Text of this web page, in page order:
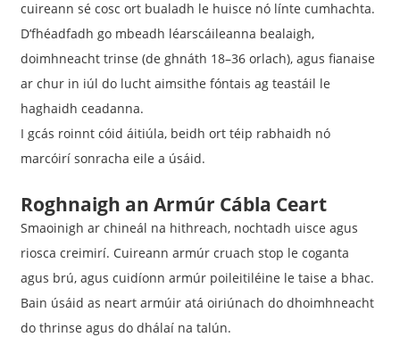
cuireann sé cosc ​​​​ort bualadh le huisce nó línte cumhachta.
D’fhéadfadh go mbeadh léarscáileanna bealaigh,
doimhneacht trinse (de ghnáth 18–36 orlach), agus fianaise
ar chur in iúl do lucht aimsithe fóntais ag teastáil le
haghaidh ceadanna.
I gcás roinnt cóid áitiúla, beidh ort téip rabhaidh nó
marcóirí sonracha eile a úsáid.
Roghnaigh an Armúr Cábla Ceart
Smaoinigh ar chineál na hithreach, nochtadh uisce agus
riosca creimirí. Cuireann armúr cruach stop le coganta
agus brú, agus cuidíonn armúr poileitiléine le taise a bhac.
Bain úsáid as neart armúir atá oiriúnach do dhoimhneacht
do thrinse agus do dhálaí na talún.